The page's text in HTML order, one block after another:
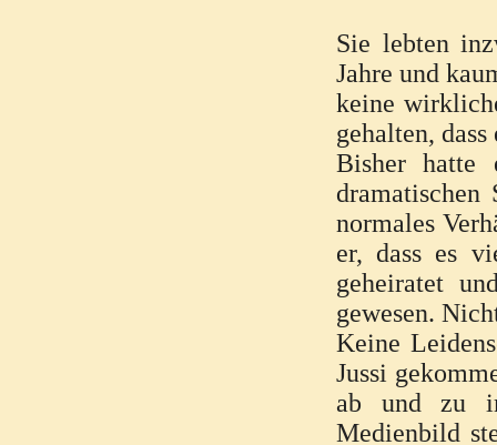
Sie lebten
Jahre und
keine
gehalten,
Bisher hatte
normales
er, dass es
geheiratet
gewesen.
Keine
Jussi
ab und zu
Medienbild